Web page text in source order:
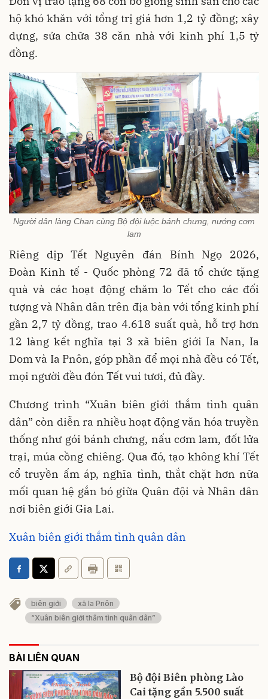
hộ khó khăn với tổng trị giá hơn 1,2 tỷ đồng; xây
dựng, sửa chữa 38 căn nhà với kinh phí 1,5 tỷ
đồng.
Người dân làng Chan cùng Bộ đội luộc bánh chưng, nướng cơm
lam
Riêng dịp Tết Nguyên đán Bính Ngọ 2026,
Đoàn Kinh tế - Quốc phòng 72 đã tổ chức tặng
quà và các hoạt động chăm lo Tết cho các đối
tượng và Nhân dân trên địa bàn với tổng kinh phí
gần 2,7 tỷ đồng, trao 4.618 suất quà, hỗ trợ hơn
12 làng kết nghĩa tại 3 xã biên giới Ia Nan, Ia
Dom và Ia Pnôn, góp phần để mọi nhà đều có Tết,
mọi người đều đón Tết vui tươi, đủ đầy.
Chương trình “Xuân biên giới thắm tình quân
dân” còn diễn ra nhiều hoạt động văn hóa truyền
thống như gói bánh chưng, nấu cơm lam, đốt lửa
trại, múa cồng chiêng. Qua đó, tạo không khí Tết
cổ truyền ấm áp, nghĩa tình, thắt chặt hơn nữa
mối quan hệ gắn bó giữa Quân đội và Nhân dân
nơi biên giới Gia Lai.
Xuân biên giới thắm tình quân dân
biên giới
xã Ia Pnôn
“Xuân biên giới thắm tình quân dân”
BÀI LIÊN QUAN
Bộ đội Biên phòng Lào
Cai tặng gần 5.500 suất